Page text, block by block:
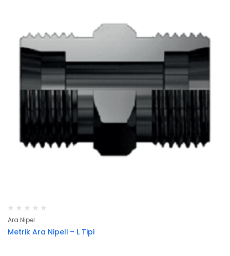
Ara Nipel
Metrik Ara Nipeli – L Tipi